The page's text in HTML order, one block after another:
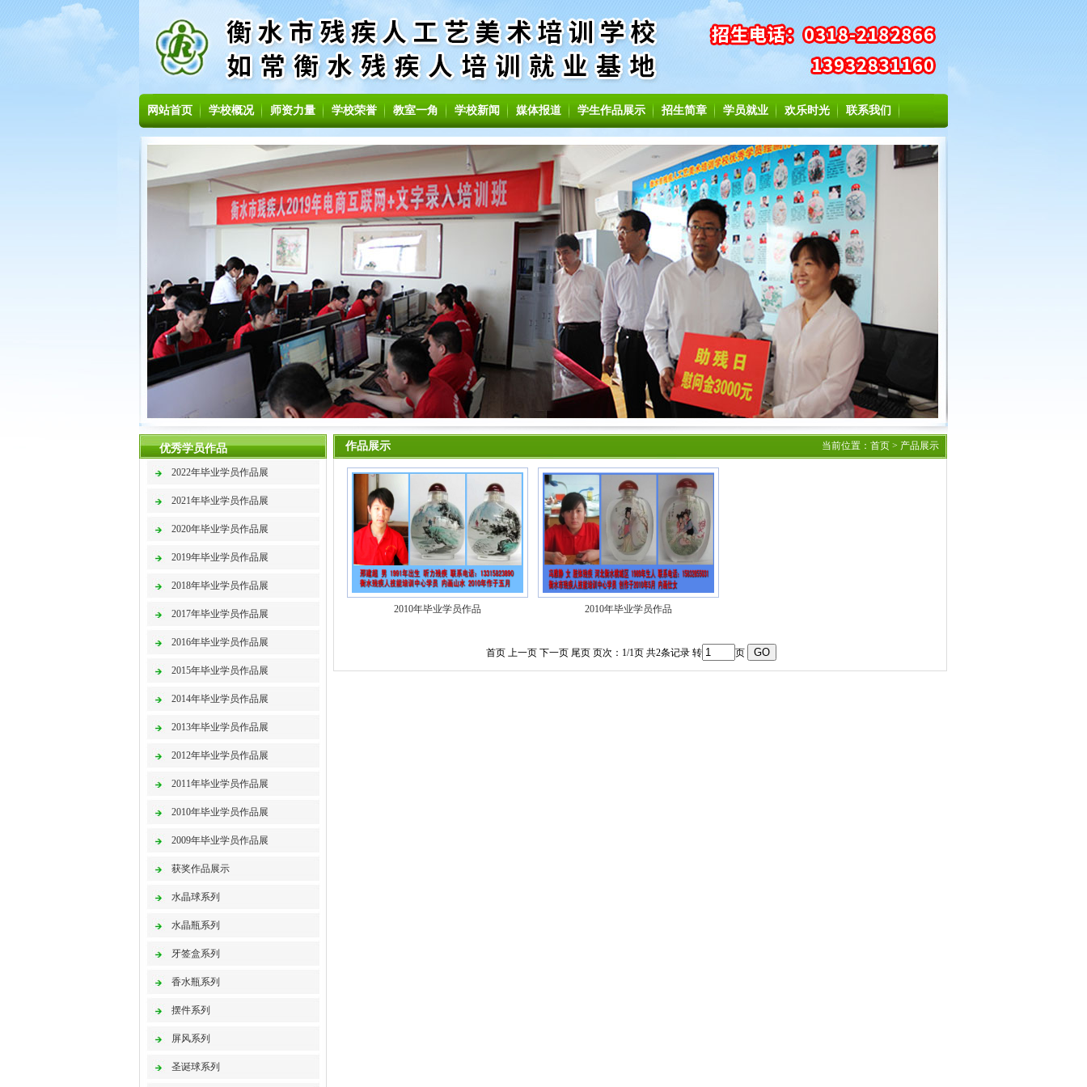
网站首页 学校概况 师资力量 学校荣誉 教室一角 学校新闻 媒体报道 学生作品展示 招生简章 学员就业 欢乐时光 联系我们
优秀学员作品
2022年毕业学员作品展
2021年毕业学员作品展
2020年毕业学员作品展
2019年毕业学员作品展
2018年毕业学员作品展
2017年毕业学员作品展
2016年毕业学员作品展
2015年毕业学员作品展
2014年毕业学员作品展
2013年毕业学员作品展
2012年毕业学员作品展
2011年毕业学员作品展
2010年毕业学员作品展
2009年毕业学员作品展
获奖作品展示
水晶球系列
水晶瓶系列
牙签盒系列
香水瓶系列
摆件系列
屏风系列
圣诞球系列
作品展示 当前位置： 首页 > 产品展示
2010年毕业学员作品 2010年毕业学员作品
首页 上一页 下一页 尾页 页次：1/1页 共2条记录 转 页